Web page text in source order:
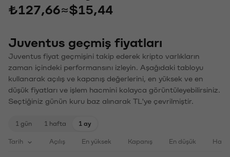
₺127,66≈$15,44
Juventus geçmiş fiyatları
Juventus fiyat geçmişini takip ederek kripto varlıkların
zaman içindeki performansını izleyin. Aşağıdaki tabloyu
kullanarak açılış ve kapanış değerlerini, en yüksek ve en
düşük fiyatları ve işlem hacmini kolayca görüntüleyebilirsiniz.
Seçtiğiniz günün kuru baz alınarak TL'ye çevrilmiştir.
1 gün 1 hafta 1 ay
Tarih Açılış En yüksek Kapanış En düşük